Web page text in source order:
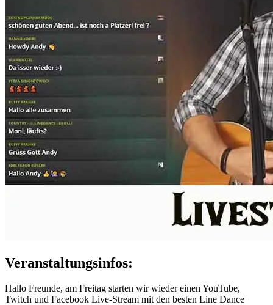
Veranstaltungsinfos:
Hallo Freunde, am Freitag starten wir wieder einen YouTube,
Twitch und Facebook Live-Stream mit den besten Line Dance